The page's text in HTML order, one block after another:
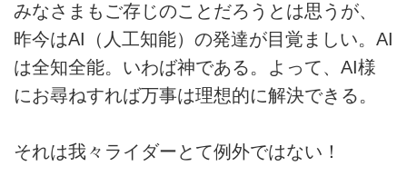
みなさまもご存じのことだろうとは思うが、
昨今はAI（人工知能）の発達が目覚ましい。AI
は全知全能。いわば神である。よって、AI様
にお尋ねすれば万事は理想的に解決できる。
それは我々ライダーとて例外ではない！